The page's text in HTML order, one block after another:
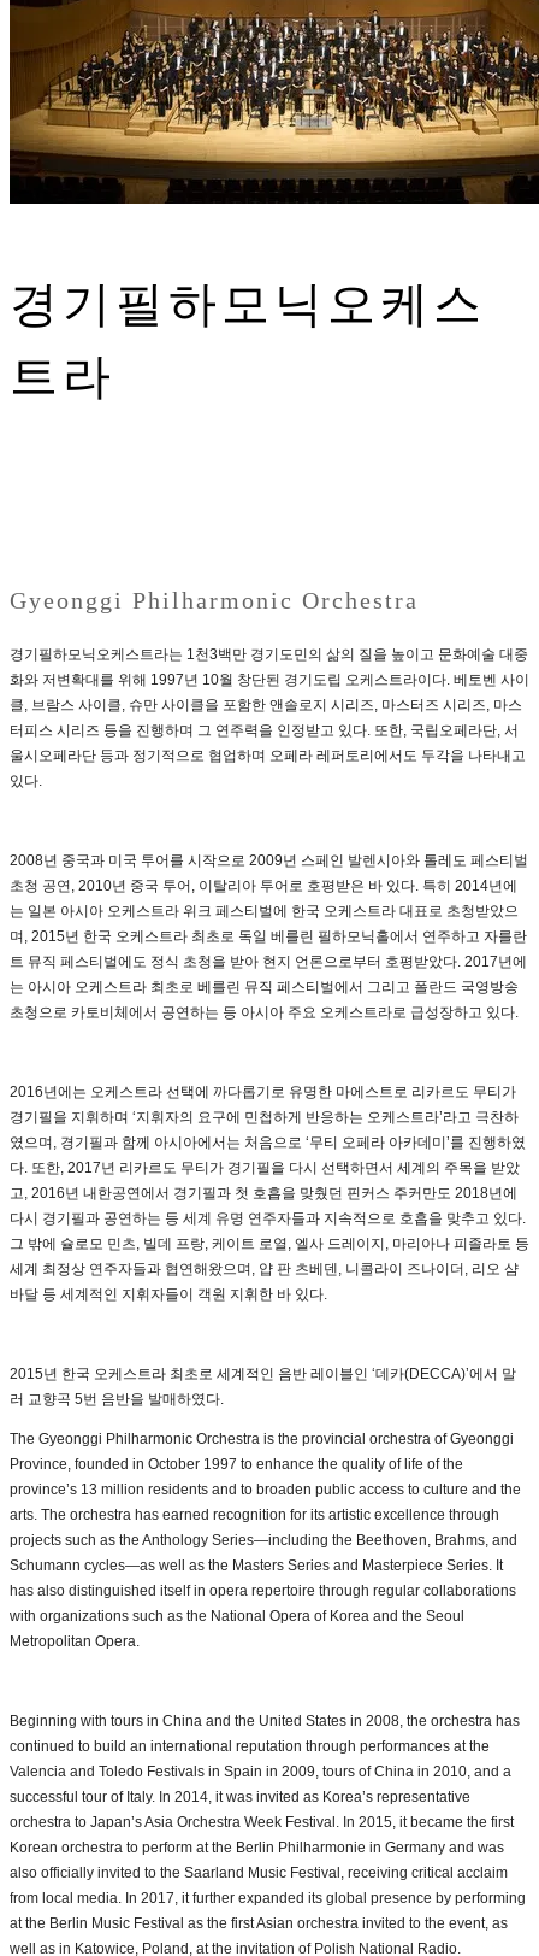
경기필하모닉오케스
트라
Gyeonggi Philharmonic Orchestra
경기필하모닉오케스트라는 1천3백만 경기도민의 삶의 질을 높이고 문화예술 대중
화와 저변확대를 위해 1997년 10월 창단된 경기도립 오케스트라이다. 베토벤 사이
클, 브람스 사이클, 슈만 사이클을 포함한 앤솔로지 시리즈, 마스터즈 시리즈, 마스
터피스 시리즈 등을 진행하며 그 연주력을 인정받고 있다. 또한, 국립오페라단, 서
울시오페라단 등과 정기적으로 협업하며 오페라 레퍼토리에서도 두각을 나타내고
있다.
2008년 중국과 미국 투어를 시작으로 2009년 스페인 발렌시아와 톨레도 페스티벌
초청 공연, 2010년 중국 투어, 이탈리아 투어로 호평받은 바 있다. 특히 2014년에
는 일본 아시아 오케스트라 위크 페스티벌에 한국 오케스트라 대표로 초청받았으
며, 2015년 한국 오케스트라 최초로 독일 베를린 필하모닉홀에서 연주하고 자를란
트 뮤직 페스티벌에도 정식 초청을 받아 현지 언론으로부터 호평받았다. 2017년에
는 아시아 오케스트라 최초로 베를린 뮤직 페스티벌에서 그리고 폴란드 국영방송
초청으로 카토비체에서 공연하는 등 아시아 주요 오케스트라로 급성장하고 있다.
2016년에는 오케스트라 선택에 까다롭기로 유명한 마에스트로 리카르도 무티가
경기필을 지휘하며 ‘지휘자의 요구에 민첩하게 반응하는 오케스트라’라고 극찬하
였으며, 경기필과 함께 아시아에서는 처음으로 ‘무티 오페라 아카데미’를 진행하였
다. 또한, 2017년 리카르도 무티가 경기필을 다시 선택하면서 세계의 주목을 받았
고, 2016년 내한공연에서 경기필과 첫 호흡을 맞췄던 핀커스 주커만도 2018년에
다시 경기필과 공연하는 등 세계 유명 연주자들과 지속적으로 호흡을 맞추고 있다.
그 밖에 슐로모 민츠, 빌데 프랑, 케이트 로열, 엘사 드레이지, 마리아나 피졸라토 등
세계 최정상 연주자들과 협연해왔으며, 얍 판 츠베덴, 니콜라이 즈나이더, 리오 샴
바달 등 세계적인 지휘자들이 객원 지휘한 바 있다.
2015년 한국 오케스트라 최초로 세계적인 음반 레이블인 ‘데카(DECCA)’에서 말
러 교향곡 5번 음반을 발매하였다.
The Gyeonggi Philharmonic Orchestra is the provincial orchestra of Gyeonggi
Province, founded in October 1997 to enhance the quality of life of the
province’s 13 million residents and to broaden public access to culture and the
arts. The orchestra has earned recognition for its artistic excellence through
projects such as the Anthology Series—including the Beethoven, Brahms, and
Schumann cycles—as well as the Masters Series and Masterpiece Series. It
has also distinguished itself in opera repertoire through regular collaborations
with organizations such as the National Opera of Korea and the Seoul
Metropolitan Opera.
Beginning with tours in China and the United States in 2008, the orchestra has
continued to build an international reputation through performances at the
Valencia and Toledo Festivals in Spain in 2009, tours of China in 2010, and a
successful tour of Italy. In 2014, it was invited as Korea’s representative
orchestra to Japan’s Asia Orchestra Week Festival. In 2015, it became the first
Korean orchestra to perform at the Berlin Philharmonie in Germany and was
also officially invited to the Saarland Music Festival, receiving critical acclaim
from local media. In 2017, it further expanded its global presence by performing
at the Berlin Music Festival as the first Asian orchestra invited to the event, as
well as in Katowice, Poland, at the invitation of Polish National Radio.